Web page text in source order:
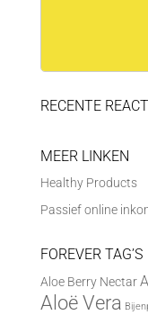
RECENTE
MEER LINKEN
Healthy Products
Passief online
FOREVER TAG’S
Aloe Berry Nectar
Aloë Vera